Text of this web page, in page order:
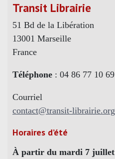
Transit Librairie
51 Bd de la Libération
13001 Marseille
France
Téléphone : 04 86 77 10 69
Courriel
contact@transit-librairie.org
Horaires d’été
À partir du mardi 7 juillet